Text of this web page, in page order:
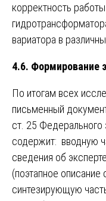
корректность
вариатора в
4.6. Формирование
По итогам всех
письменный
ст. 25
содержит: вводную
сведения об
(поэтапное
синтезирующую